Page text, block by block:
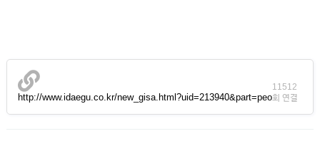
http://www.idaegu.co.kr/new_gisa.html?uid=213940&part=peo
11512
회 연결